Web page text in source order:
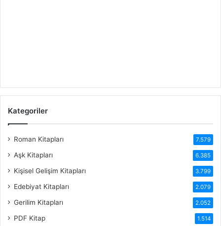
Kategoriler
Roman Kitapları 7.579
Aşk Kitapları 6.385
Kişisel Gelişim Kitapları 3.799
Edebiyat Kitapları 2.079
Gerilim Kitapları 2.052
PDF Kitap 1.514